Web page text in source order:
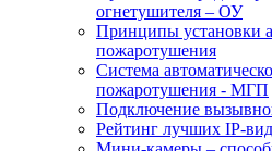
огнетушителя – ОУ
Принципы установки
пожаротушения
Система
пожаротушения - МГП
Подключение
Рейтинг лучших IP-